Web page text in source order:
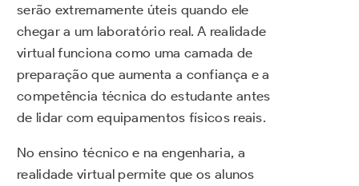
serão extremamente úteis quando ele
chegar a um laboratório real. A realidade
virtual funciona como uma camada de
preparação que aumenta a confiança e a
competência técnica do estudante antes
de lidar com equipamentos físicos reais.
No ensino técnico e na engenharia, a
realidade virtual permite que os alunos